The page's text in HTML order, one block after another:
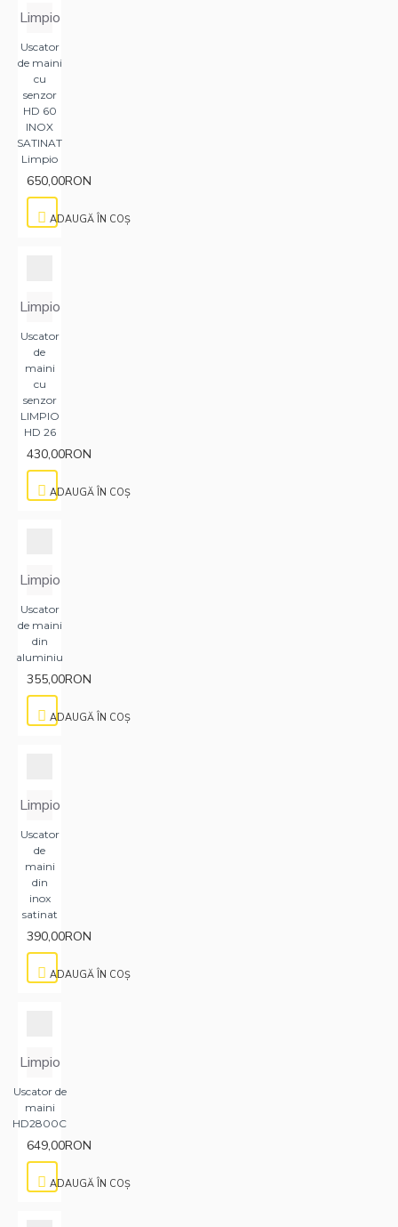
Limpio
Uscator
de maini
cu
senzor
HD 60
INOX
SATINAT
Limpio
650,00RON
ADAUGĂ ÎN COŞ
Limpio
Uscator
de
maini
cu
senzor
LIMPIO
HD 26
430,00RON
ADAUGĂ ÎN COŞ
Limpio
Uscator
de maini
din
aluminiu
355,00RON
ADAUGĂ ÎN COŞ
Limpio
Uscator
de
maini
din
inox
satinat
390,00RON
ADAUGĂ ÎN COŞ
Limpio
Uscator de
maini
HD2800C
649,00RON
ADAUGĂ ÎN COŞ